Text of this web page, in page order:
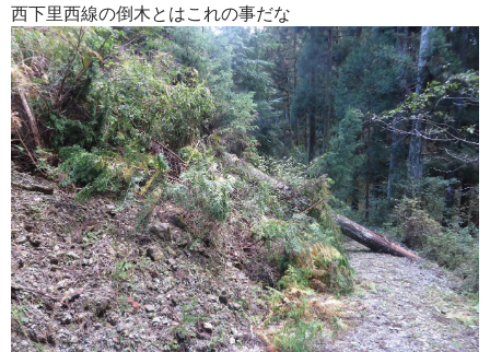
西下里西線の倒木とはこれの事だな